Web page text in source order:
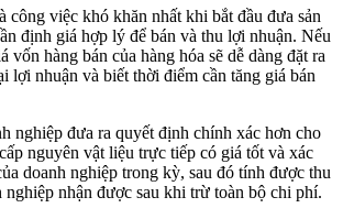
công việc khó khăn nhất khi bắt đầu đưa sản
định giá hợp lý để bán và thu lợi nhuận. Nếu
vốn hàng bán của hàng hóa sẽ dễ dàng đặt ra
lợi nhuận và biết thời điểm cần tăng giá bán
nghiệp đưa ra quyết định chính xác hơn cho
nguyên vật liệu trực tiếp có giá tốt và xác
doanh nghiệp trong kỳ, sau đó tính được thu
nghiệp nhận được sau khi trừ toàn bộ chi phí.